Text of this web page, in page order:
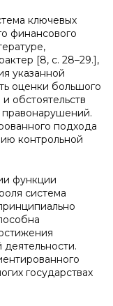
ключевых
финансового
[8, с. 28–29.],
указанной
оценки большого
обстоятельств
подхода
контрольной
функции
система
государствах